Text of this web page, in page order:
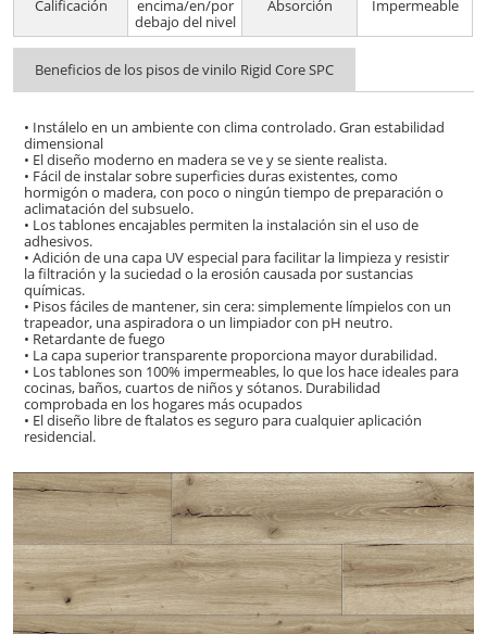
Calificación
encima/en/por
debajo del nivel
Absorción Impermeable
Beneficios de los pisos de vinilo Rigid Core SPC
• Instálelo en un ambiente con clima controlado. Gran estabilidad
dimensional
• El diseño moderno en madera se ve y se siente realista.
• Fácil de instalar sobre superficies duras existentes, como
hormigón o madera, con poco o ningún tiempo de preparación o
aclimatación del subsuelo.
• Los tablones encajables permiten la instalación sin el uso de
adhesivos.
• Adición de una capa UV especial para facilitar la limpieza y resistir
la filtración y la suciedad o la erosión causada por sustancias
químicas.
• Pisos fáciles de mantener, sin cera: simplemente límpielos con un
trapeador, una aspiradora o un limpiador con pH neutro.
• Retardante de fuego
• La capa superior transparente proporciona mayor durabilidad.
• Los tablones son 100% impermeables, lo que los hace ideales para
cocinas, baños, cuartos de niños y sótanos. Durabilidad
comprobada en los hogares más ocupados
• El diseño libre de ftalatos es seguro para cualquier aplicación
residencial.